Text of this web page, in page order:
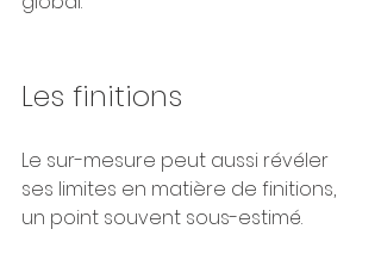
Les finitions
Le sur-mesure peut aussi révéler
ses limites en matière de finitions,
un point souvent sous-estimé.